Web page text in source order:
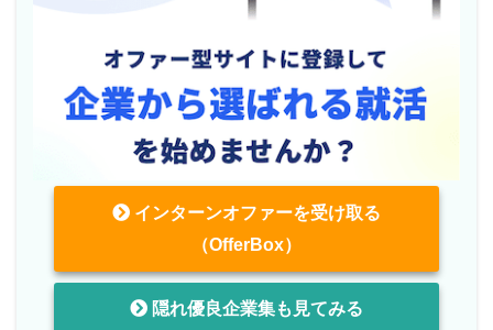
インターンオファーを受け取る
（OfferBox）
隠れ優良企業集も見てみる